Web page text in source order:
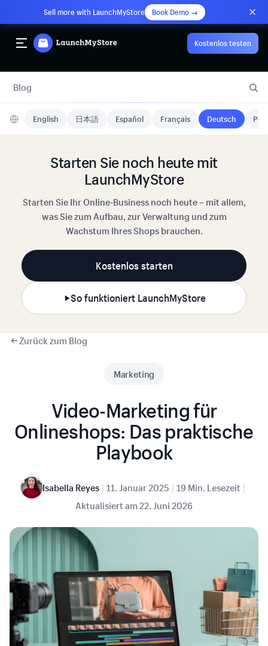
Sell more with LaunchMyStore Book Demo →
Kostenlos testen
Blog
English 日本語 Español Français Deutsch
Starten Sie noch heute mit
LaunchMyStore
Starten Sie Ihr Online-Business noch heute – mit allem,
was Sie zum Aufbau, zur Verwaltung und zum
Wachstum Ihres Shops brauchen.
Kostenlos starten
So funktioniert LaunchMyStore
Zurück zum Blog
Marketing
Video-Marketing für
Onlineshops: Das praktische
Playbook
Isabella Reyes | 11. Januar 2025 | 19 Min. Lesezeit |
Aktualisiert am 22. Juni 2026